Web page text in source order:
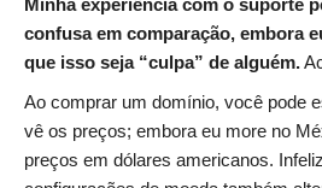
Minha experiência com o suporte
confusa em comparação, embora
que isso seja “culpa” de alguém.
Ao comprar um domínio, você pode
vê os preços; embora eu more no
preços em dólares americanos.